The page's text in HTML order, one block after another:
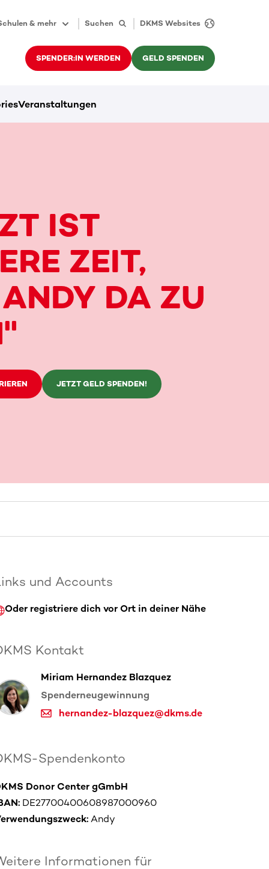
& mehr Suchen DKMS Websites
SPENDER:IN WERDEN GELD SPENDEN
Veranstaltungen
IST
ZEIT,
DA ZU
JETZT GELD SPENDEN!
und Accounts
Oder registriere dich vor Ort in deiner Nähe
Kontakt
Miriam Hernandez Blazquez
Spenderneugewinnung
hernandez-blazquez@dkms.de
Spendenkonto
Donor Center gGmbH
DE27700400608987000960
Andy
Informationen für